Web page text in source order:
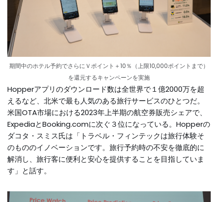
期間中のホテル予約でさらにＶポイント＋10％（上限10,000ポイントまで）
を還元するキャンペーンを実施
Hopperアプリのダウンロード数は全世界で１億2000万を超
えるなど、北米で最も人気のある旅行サービスのひとつだ。
米国OTA市場における2023年上半期の航空券販売シェアで、
ExpediaとBooking.comに次ぐ３位になっている。Hopperの
ダコタ・スミス氏は「トラベル・フィンテックは旅行体験そ
のもののイノベーションです。旅行予約時の不安を徹底的に
解消し、旅行客に便利と安心を提供することを目指していま
す」と話す。